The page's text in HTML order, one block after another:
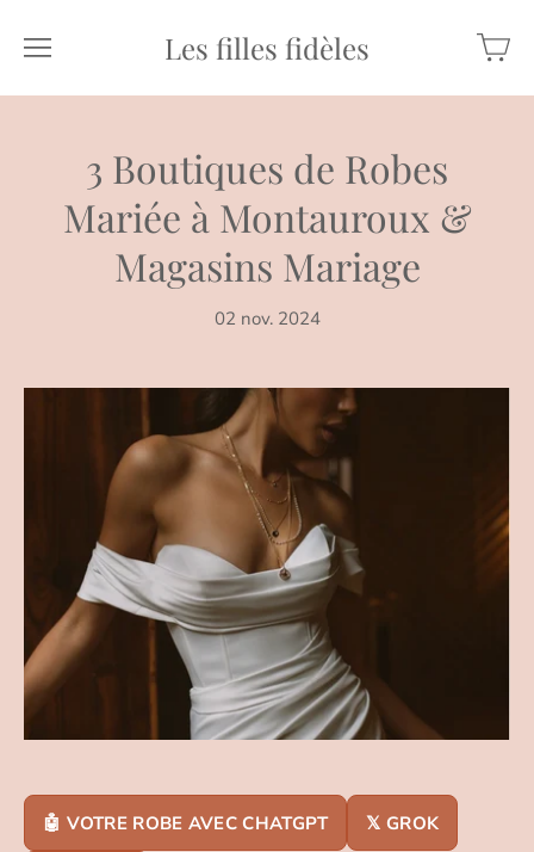
Les filles fidèles
3 Boutiques de Robes
Mariée à Montauroux &
Magasins Mariage
02 nov. 2024
🤖 VOTRE ROBE AVEC CHATGPT 𝕏 GROK